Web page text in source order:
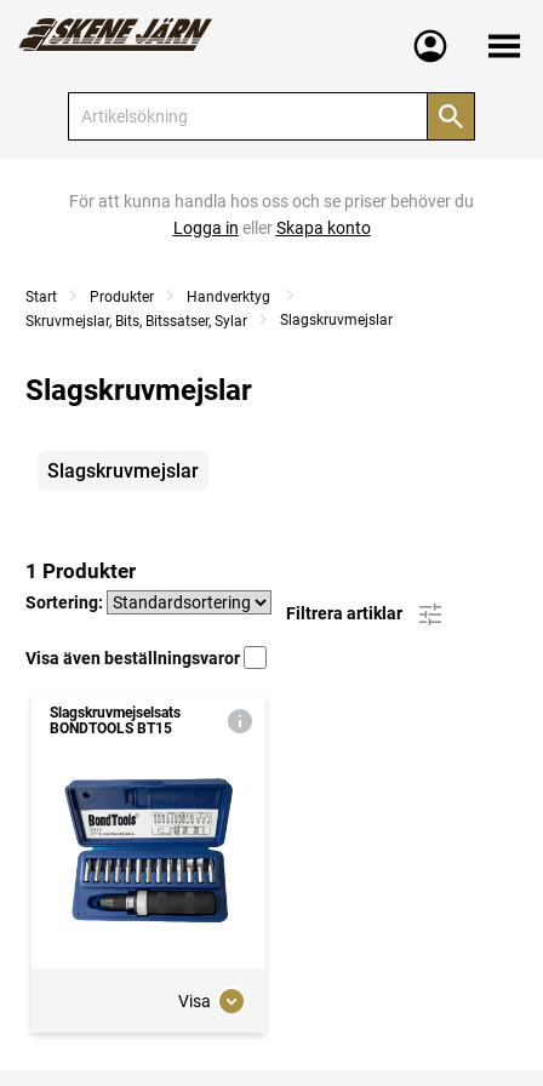
Meny
För att kunna handla hos oss och se priser behöver du
Logga in ellerSkapa konto
Start Produkter
Handverktyg
Skruvmejslar, Bits, Bitssatser, Sylar
Slagskruvmejslar
Slagskruvmejslar
Kategorier
Slagskruvmejslar
1 Produkter
Sortering:
Filtrera artiklar
Visa även beställningsvaror
Slagskruvmejselsats
BONDTOOLS BT15
Visa